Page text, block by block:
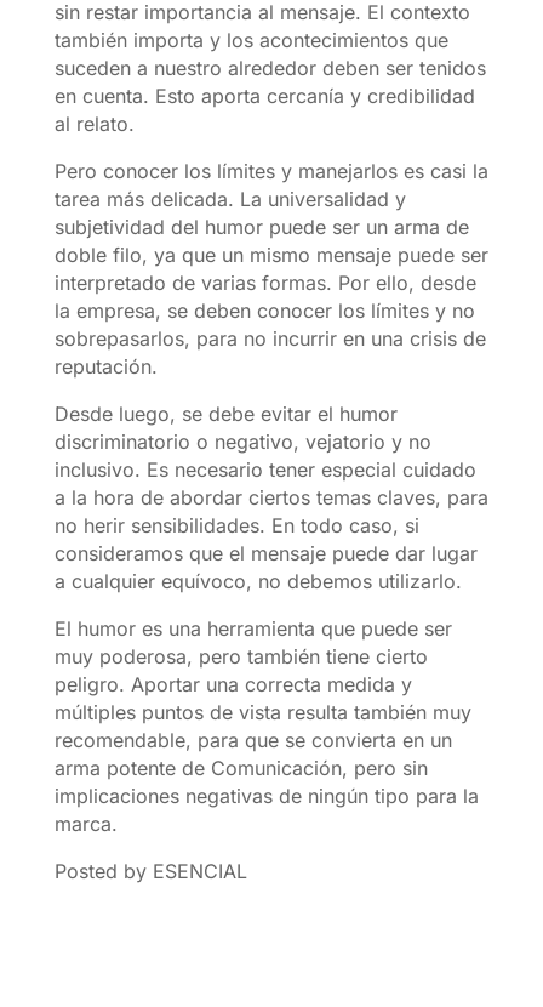
sin restar importancia al mensaje. El contexto
también importa y los acontecimientos que
suceden a nuestro alrededor deben ser tenidos
en cuenta. Esto aporta cercanía y credibilidad
al relato.
Pero conocer los límites y manejarlos es casi la
tarea más delicada. La universalidad y
subjetividad del humor puede ser un arma de
doble filo, ya que un mismo mensaje puede ser
interpretado de varias formas. Por ello, desde
la empresa, se deben conocer los límites y no
sobrepasarlos, para no incurrir en una crisis de
reputación.
Desde luego, se debe evitar el humor
discriminatorio o negativo, vejatorio y no
inclusivo. Es necesario tener especial cuidado
a la hora de abordar ciertos temas claves, para
no herir sensibilidades. En todo caso, si
consideramos que el mensaje puede dar lugar
a cualquier equívoco, no debemos utilizarlo.
El humor es una herramienta que puede ser
muy poderosa, pero también tiene cierto
peligro. Aportar una correcta medida y
múltiples puntos de vista resulta también muy
recomendable, para que se convierta en un
arma potente de Comunicación, pero sin
implicaciones negativas de ningún tipo para la
marca.
Posted by ESENCIAL